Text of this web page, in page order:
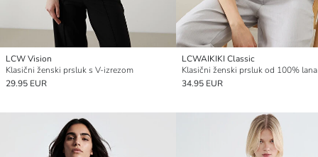
LCW Vision
Klasični ženski prsluk s V-izrezom
29.95 EUR
LCWAIKIKI Classic
34.95 EUR